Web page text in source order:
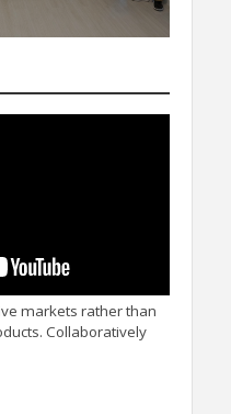
markets rather than
Collaboratively